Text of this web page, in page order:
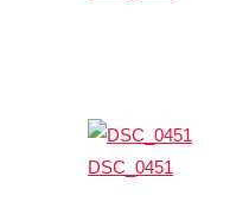
DSC_0451